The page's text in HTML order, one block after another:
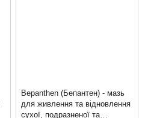
Bepanthen (Бепантен) - мазь
для живлення та відновлення
сухої, подразненої та